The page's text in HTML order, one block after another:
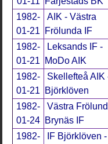
1982-
01-21
AIK - Västra
Frölunda IF
1982-
01-21
Leksands IF -
MoDo AIK
1982-
01-21
Skellefteå AIK
Björklöven
1982-
01-24
Västra
Brynäs IF
1982-
IF Björklöven -